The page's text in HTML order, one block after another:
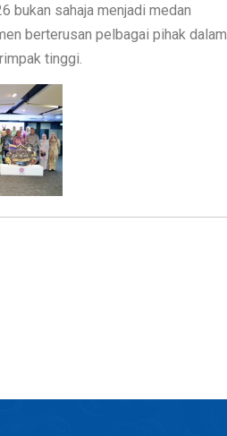
bukan sahaja menjadi medan
berterusan pelbagai pihak dalam
tinggi.